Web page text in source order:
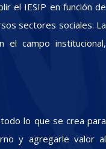
el IESIP en función de
sectores sociales. La
el campo institucional,
lo que se crea para
y agregarle valor al